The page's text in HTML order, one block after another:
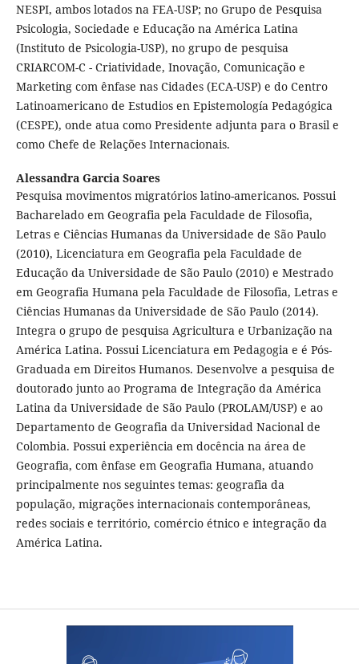
NESPI, ambos lotados na FEA-USP; no Grupo de Pesquisa
Psicologia, Sociedade e Educação na América Latina
(Instituto de Psicologia-USP), no grupo de pesquisa
CRIARCOM-C - Criatividade, Inovação, Comunicação e
Marketing com ênfase nas Cidades (ECA-USP) e do Centro
Latinoamericano de Estudios en Epistemología Pedagógica
(CESPE), onde atua como Presidente adjunta para o Brasil e
como Chefe de Relações Internacionais.
Alessandra Garcia Soares
Pesquisa movimentos migratórios latino-americanos. Possui
Bacharelado em Geografia pela Faculdade de Filosofia,
Letras e Ciências Humanas da Universidade de São Paulo
(2010), Licenciatura em Geografia pela Faculdade de
Educação da Universidade de São Paulo (2010) e Mestrado
em Geografia Humana pela Faculdade de Filosofia, Letras e
Ciências Humanas da Universidade de São Paulo (2014).
Integra o grupo de pesquisa Agricultura e Urbanização na
América Latina. Possui Licenciatura em Pedagogia e é Pós-
Graduada em Direitos Humanos. Desenvolve a pesquisa de
doutorado junto ao Programa de Integração da América
Latina da Universidade de São Paulo (PROLAM/USP) e ao
Departamento de Geografia da Universidad Nacional de
Colombia. Possui experiência em docência na área de
Geografia, com ênfase em Geografia Humana, atuando
principalmente nos seguintes temas: geografia da
população, migrações internacionais contemporâneas,
redes sociais e território, comércio étnico e integração da
América Latina.